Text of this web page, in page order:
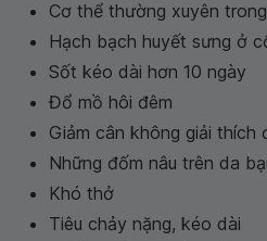
Cơ thể thường xuyên
Hạch bạch huyết sưng ở
Sốt kéo dài hơn 10 ngày
Đổ mồ hôi đêm
Giảm cân không giải thích
Những đốm nâu trên da
Khó thở
Tiêu chảy nặng, kéo dài